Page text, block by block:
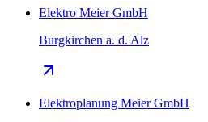
Elektro Meier GmbH
Burgkirchen a. d. Alz
Elektroplanung Meier GmbH